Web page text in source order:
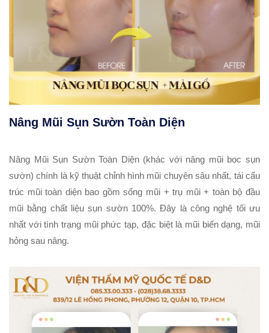
Nâng Mũi Sụn Sườn Toàn Diện
Nâng Mũi Sụn Sườn Toàn Diện (khác với nâng mũi bọc sụn
sườn) chính là kỹ thuật chỉnh hình mũi chuyên sâu nhất, tái cấu
trúc mũi toàn diện bao gồm sống mũi + trụ mũi + toàn bộ đầu
mũi bằng chất liệu sụn sườn 100%. Đây là công nghệ tối ưu
nhất với tình trạng mũi phức tạp, đặc biệt là mũi biến dạng, mũi
hỏng sau nâng.